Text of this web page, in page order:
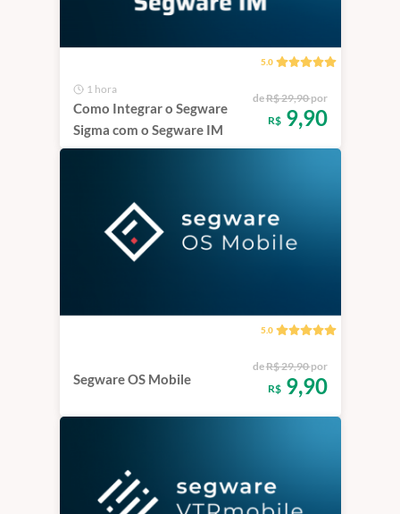
5.0
1 hora
Como Integrar o Segware
Sigma com o Segware IM
deR$ 29,90por
R$9,90
5.0
Segware OS Mobile
deR$ 29,90por
R$9,90